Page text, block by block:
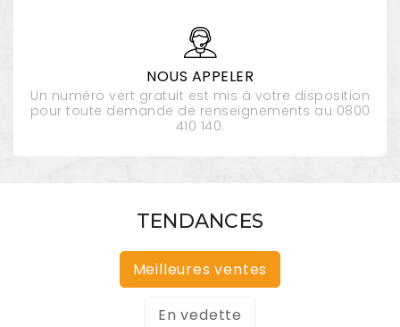
NOUS APPELER
Un numéro vert gratuit est mis à votre disposition
pour toute demande de renseignements au 0800
410 140.
TENDANCES
Meilleures ventes
En vedette